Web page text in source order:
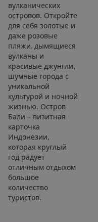
вулканических
островов. Откройте
для себя золотые и
даже розовые
пляжи, дымящиеся
вулканы и
красивые джунгли,
шумные города с
уникальной
культурой и ночной
жизнью. Остров
Бали – визитная
карточка
Индонезии,
которая круглый
год радует
отличным отдыхом
большое
количество
туристов.